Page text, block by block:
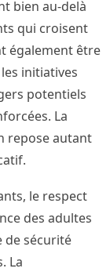
bien au-delà
qui croisent
également être
initiatives
potentiels
La
repose autant
le respect
des adultes
de sécurité
La